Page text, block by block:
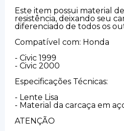
Este item possui material
resistência, deixando seu
diferenciado de todos os
Compatível com: Honda
- Civic 1999
- Civic 2000
Especificações Técnicas:
- Lente Lisa
- Material da carcaça em
ATENÇÃO